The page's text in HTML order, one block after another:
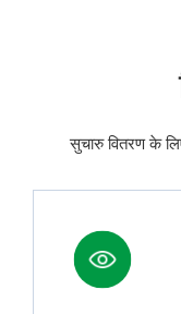
सुचारु वितरण के